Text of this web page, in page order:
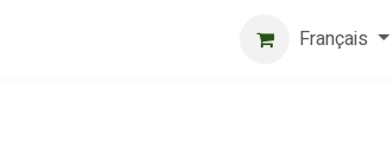
Français